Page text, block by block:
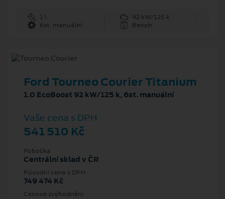
1 l
92 kW/125 k
6st. manuální
Benzín
Ford Tourneo Courier Titanium
1.0 EcoBoost 92 kW/125 k, 6st. manuální
Vaše cena s DPH
541 510 Kč
Pobočka
Centrální sklad v ČR
Původní cena s DPH
749 474 Kč
Cenové zvýhodnění